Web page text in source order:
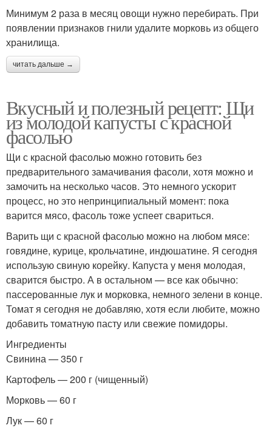
Минимум 2 раза в месяц овощи нужно перебирать. При
появлении признаков гнили удалите морковь из общего
хранилища.
читать дальше →
Вкусный и полезный рецепт: Щи
из молодой капусты с красной
фасолью
Щи с красной фасолью можно готовить без
предварительного замачивания фасоли, хотя можно и
замочить на несколько часов. Это немного ускорит
процесс, но это непринципиальный момент: пока
варится мясо, фасоль тоже успеет свариться.
Варить щи с красной фасолью можно на любом мясе:
говядине, курице, крольчатине, индюшатине. Я сегодня
использую свиную корейку. Капуста у меня молодая,
сварится быстро. А в остальном — все как обычно:
пассерованные лук и морковка, немного зелени в конце.
Томат я сегодня не добавляю, хотя если любите, можно
добавить томатную пасту или свежие помидоры.
Ингредиенты
Свинина — 350 г
Картофель — 200 г (чищенный)
Морковь — 60 г
Лук — 60 г